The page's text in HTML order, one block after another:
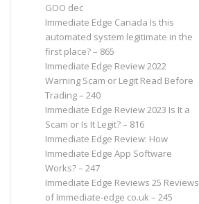
GOO dec
Immediate Edge Canada Is this
automated system legitimate in the
first place? – 865
Immediate Edge Review 2022
Warning Scam or Legit Read Before
Trading – 240
Immediate Edge Review 2023 Is It a
Scam or Is It Legit? – 816
Immediate Edge Review: How
Immediate Edge App Software
Works? – 247
Immediate Edge Reviews 25 Reviews
of Immediate-edge co.uk – 245